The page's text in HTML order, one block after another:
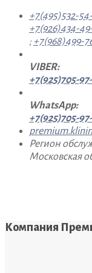
+7(495)532-
+7(926)434-
; +7(968)499-
VIBER:
+7(925)705-
WhatsApp:
+7(925)705-
Регион
Московская
Компания